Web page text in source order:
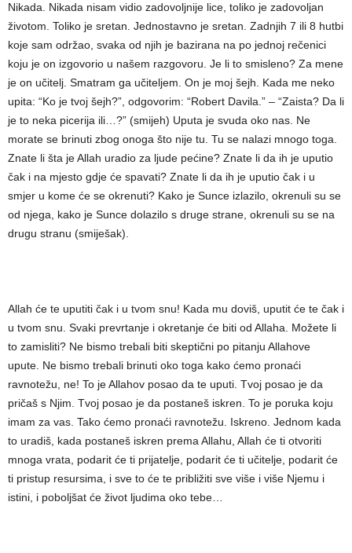
Nikada. Nikada nisam vidio zadovoljnije lice, toliko je zadovoljan
životom. Toliko je sretan. Jednostavno je sretan. Zadnjih 7 ili 8 hutbi
koje sam održao, svaka od njih je bazirana na po jednoj rečenici
koju je on izgovorio u našem razgovoru. Je li to smisleno? Za mene
je on učitelj. Smatram ga učiteljem. On je moj šejh. Kada me neko
upita: “Ko je tvoj šejh?”, odgovorim: “Robert Davila.” – “Zaista? Da li
je to neka picerija ili…?” (smijeh) Uputa je svuda oko nas. Ne
morate se brinuti zbog onoga što nije tu. Tu se nalazi mnogo toga.
Znate li šta je Allah uradio za ljude pećine? Znate li da ih je uputio
čak i na mjesto gdje će spavati? Znate li da ih je uputio čak i u
smjer u kome će se okrenuti? Kako je Sunce izlazilo, okrenuli su se
od njega, kako je Sunce dolazilo s druge strane, okrenuli su se na
drugu stranu (smiješak).
Allah će te uputiti čak i u tvom snu! Kada mu doviš, uputit će te čak i
u tvom snu. Svaki prevrtanje i okretanje će biti od Allaha. Možete li
to zamisliti? Ne bismo trebali biti skeptični po pitanju Allahove
upute. Ne bismo trebali brinuti oko toga kako ćemo pronaći
ravnotežu, ne! To je Allahov posao da te uputi. Tvoj posao je da
pričaš s Njim. Tvoj posao je da postaneš iskren. To je poruka koju
imam za vas. Tako ćemo pronaći ravnotežu. Iskreno. Jednom kada
to uradiš, kada postaneš iskren prema Allahu, Allah će ti otvoriti
mnoga vrata, podarit će ti prijatelje, podarit će ti učitelje, podarit će
ti pristup resursima, i sve to će te približiti sve više i više Njemu i
istini, i poboljšat će život ljudima oko tebe…